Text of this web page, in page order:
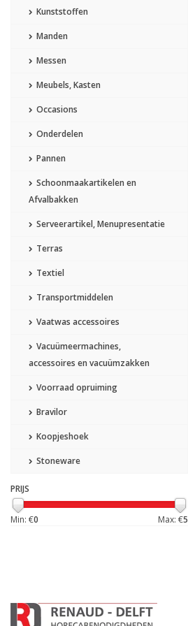
Kunststoffen
Manden
Messen
Meubels, Kasten
Occasions
Onderdelen
Pannen
Schoonmaakartikelen en
Afvalbakken
Serveerartikel, Menupresentatie
Terras
Textiel
Transportmiddelen
Vaatwas accessoires
Vacuümeermachines,
accessoires en vacuümzakken
Voorraad opruiming
Bravilor
Koopjeshoek
Stoneware
PRIJS
Min: €0 Max: €5